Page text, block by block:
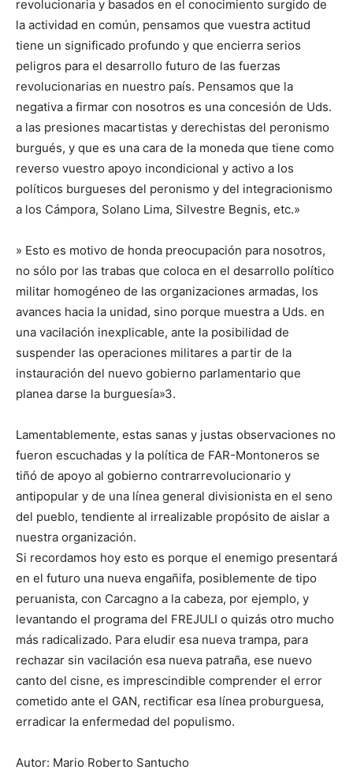
revolucionaria y basados en el conocimiento surgido de
la actividad en común, pensamos que vuestra actitud
tiene un significado profundo y que encierra serios
peligros para el desarrollo futuro de las fuerzas
revolucionarias en nuestro país. Pensamos que la
negativa a firmar con nosotros es una concesión de Uds.
a las presiones macartistas y derechistas del peronismo
burgués, y que es una cara de la moneda que tiene como
reverso vuestro apoyo incondicional y activo a los
políticos burgueses del peronismo y del integracionismo
a los Cámpora, Solano Lima, Silvestre Begnis, etc.»
» Esto es motivo de honda preocupación para nosotros,
no sólo por las trabas que coloca en el desarrollo político
militar homogéneo de las organizaciones armadas, los
avances hacia la unidad, sino porque muestra a Uds. en
una vacilación inexplicable, ante la posibilidad de
suspender las operaciones militares a partir de la
instauración del nuevo gobierno parlamentario que
planea darse la burguesía»3.
Lamentablemente, estas sanas y justas observaciones no
fueron escuchadas y la política de FAR-Montoneros se
tiñó de apoyo al gobierno contrarrevolucionario y
antipopular y de una línea general divisionista en el seno
del pueblo, tendiente al irrealizable propósito de aislar a
nuestra organización.
Si recordamos hoy esto es porque el enemigo presentará
en el futuro una nueva engañifa, posiblemente de tipo
peruanista, con Carcagno a la cabeza, por ejemplo, y
levantando el programa del FREJULI o quizás otro mucho
más radicalizado. Para eludir esa nueva trampa, para
rechazar sin vacilación esa nueva patraña, ese nuevo
canto del cisne, es imprescindible comprender el error
cometido ante el GAN, rectificar esa línea proburguesa,
erradicar la enfermedad del populismo.
Autor: Mario Roberto Santucho